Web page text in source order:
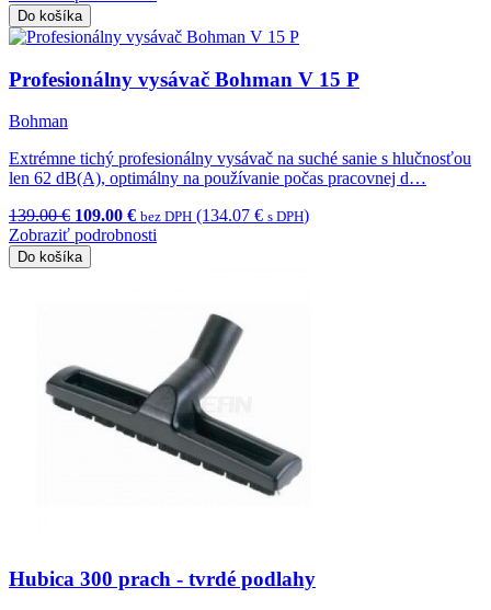
Do košíka
Profesionálny vysávač Bohman V 15 P
Bohman
Extrémne tichý profesionálny vysávač na suché sanie s hlučnosťou
len 62 dB(A), optimálny na používanie počas pracovnej d…
139.00 € 109.00 € bez DPH (134.07 € s DPH)
Zobraziť podrobnosti
Do košíka
Hubica 300 prach - tvrdé podlahy